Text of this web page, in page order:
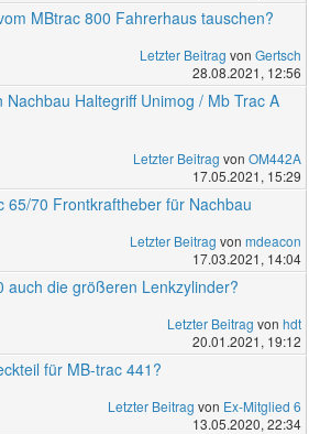
MBtrac 800 Fahrerhaus tauschen?
Letzter Beitrag von Gertsch
28.08.2021, 12:56
Haltegriff Unimog / Mb Trac A
Letzter Beitrag von OM442A
17.05.2021, 15:29
65/70 Frontkraftheber für Nachbau
Letzter Beitrag von mdeacon
17.03.2021, 14:04
auch die größeren Lenkzylinder?
Letzter Beitrag von hdt
20.01.2021, 19:12
für MB-trac 441?
Letzter Beitrag von Ex-Mitglied 6
13.05.2020, 22:34